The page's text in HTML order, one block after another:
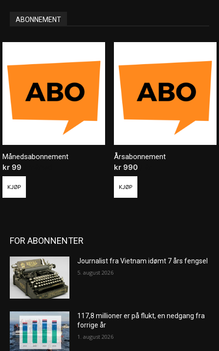
ABONNEMENT
Månedsabonnement
kr 99
KJØP
Årsabonnement
kr990
KJØP
FOR ABONNENTER
Journalist fra Vietnam idømt 7 års fengsel
5. august 2026
117,8 millioner er på flukt, en nedgang fra
forrige år
1. august 2026